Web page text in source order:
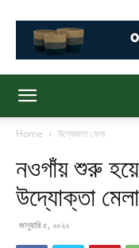
Home উদ্যোক্তা মেলা
নওগাঁয় শুরু
উদ্যোক্তা মেলা
জানুয়ারি ৫, ২০২২